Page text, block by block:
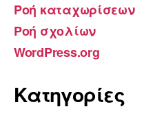
Ροή καταχωρίσεων
Ροή σχολίων
WordPress.org
Kατηγορίες